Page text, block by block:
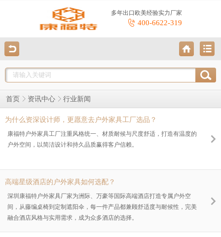
多年出口欧美经验实力厂家
400-6622-319
首页 资讯中心 行业新闻
为什么资深设计师，更愿意去户外家具工厂选品？
康福特户外家具工厂注重风格统一、材质耐候与尺度舒适，打造有温度的
户外空间，以简洁设计和持久品质赢得客户信赖。
高端星级酒店的户外家具如何选配？
深圳康福特户外家具厂家为洲际、万豪等国际高端酒店打造专属户外空
间，从藤编桌椅到定制遮阳伞，每一件产品都兼顾舒适度与耐候性，完美
融合酒店风格与实用需求，成为众多酒店的选择。